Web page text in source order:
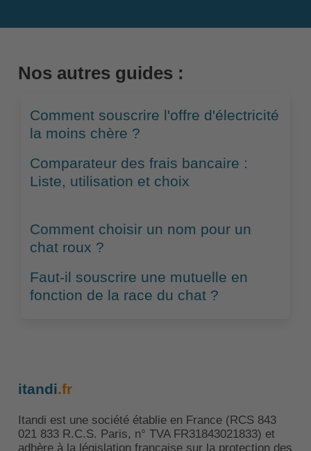
Nos autres guides :
Comment souscrire l'offre d'électricité
la moins chère ?
Comparateur des frais bancaire :
Liste, utilisation et choix
Comment choisir un nom pour un
chat roux ?
Faut-il souscrire une mutuelle en
fonction de la race du chat ?
itandi.fr
Itandi est une société établie en France (RCS 843
021 833 R.C.S. Paris, n° TVA FR31843021833) et
adhère à la législation française sur la protection des